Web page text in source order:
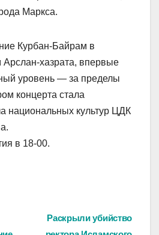
Маркса.
Курбан-Байрам в
Арслан-хазрата, впервые
уровень — за пределы
концерта стала
национальных культур ЦДК
в 18-00.
Раскрыли убийство